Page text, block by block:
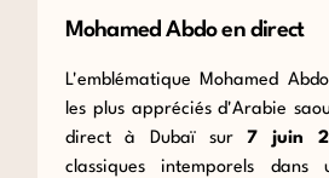
Mohamed Abdo en direct
L'emblématique Mohamed
les plus appréciés d'Arabie
direct à Dubaï sur 7 juin
classiques intemporels dans